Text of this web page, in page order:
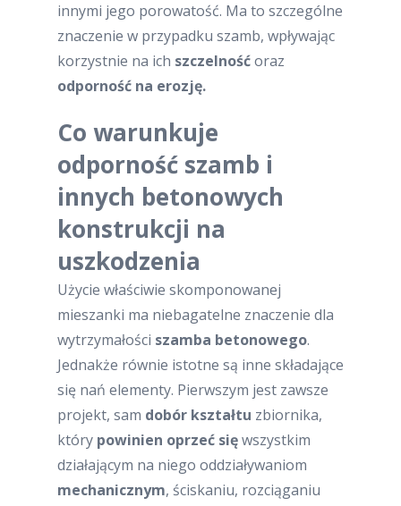
innymi jego porowatość. Ma to szczególne
znaczenie w przypadku szamb, wpływając
korzystnie na ich szczelnośćoraz
odporność na erozję.
Co warunkuje
odporność szamb i
innych betonowych
konstrukcji na
uszkodzenia
Użycie właściwie skomponowanej
mieszanki ma niebagatelne znaczenie dla
wytrzymałości szamba betonowego.
Jednakże równie istotne są inne składające
się nań elementy. Pierwszym jest zawsze
projekt, sam dobór kształtu zbiornika,
który powinien oprzeć sięwszystkim
działającym na niego oddziaływaniom
mechanicznym, ściskaniu, rozciąganiu